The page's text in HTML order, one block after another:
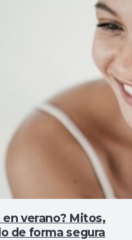
verano? Mitos,
de forma segura